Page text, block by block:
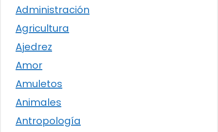
Administración
Agricultura
Ajedrez
Amor
Amuletos
Animales
Antropología